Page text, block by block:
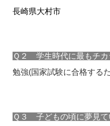
長崎県大村市
Ｑ２ 学生時代に最もチカ
勉強(国家試験に合格する
Ｑ３ 子どもの頃に夢見て